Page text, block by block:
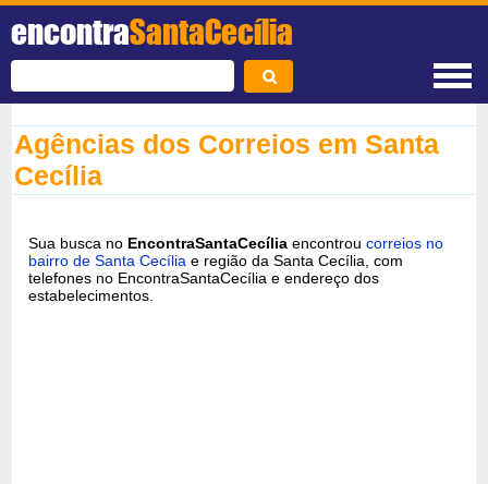
encontraSantaCecília
Agências dos Correios em Santa
Cecília
Sua busca no EncontraSantaCecília encontroucorreios no
bairro de Santa Cecília e região da Santa Cecília, com
telefones no EncontraSantaCecília e endereço dos
estabelecimentos.